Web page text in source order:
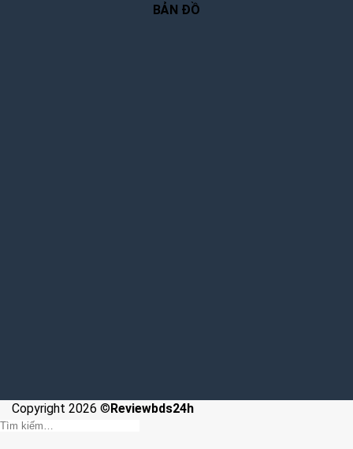
BẢN ĐỒ
Copyright 2026 ©Reviewbds24h